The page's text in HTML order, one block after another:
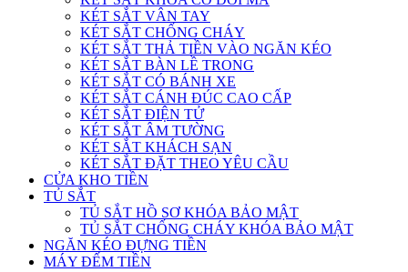
KÉT SẮT VÂN TAY
KÉT SẮT CHỐNG CHÁY
KÉT SẮT THẢ TIỀN VÀO NGĂN KÉO
KÉT SẮT BÀN LỀ TRONG
KÉT SẮT CÓ BÁNH XE
KÉT SẮT CÁNH ĐÚC CAO CẤP
KÉT SẮT ĐIỆN TỬ
KÉT SẮT ÂM TƯỜNG
KÉT SẮT KHÁCH SẠN
KÉT SẮT ĐẶT THEO YÊU CẦU
CỬA KHO TIỀN
TỦ SẮT
TỦ SẮT HỒ SƠ KHÓA BẢO MẬT
TỦ SẮT CHỐNG CHÁY KHÓA BẢO MẬT
NGĂN KÉO ĐỰNG TIỀN
MÁY ĐẾM TIỀN